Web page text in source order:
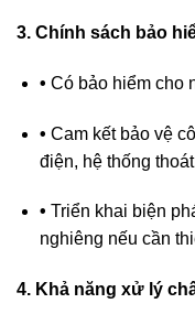
3. Chính sách bảo
• Có bảo hiểm cho
• Cam kết bảo vệ
điện, hệ thống
• Triển khai biện
nghiêng nếu cần
4. Khả năng xử lý